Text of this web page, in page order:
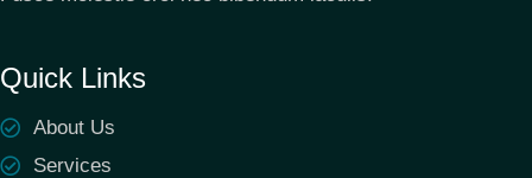
Quick Links
About Us
Services